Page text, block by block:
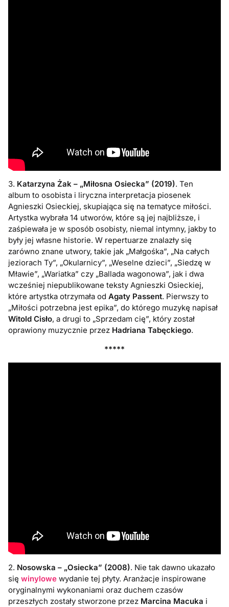
3. Katarzyna Żak – „Miłosna Osiecka” (2019). Ten
album to osobista i liryczna interpretacja piosenek
Agnieszki Osieckiej, skupiająca się na tematyce miłości.
Artystka wybrała 14 utworów, które są jej najbliższe, i
zaśpiewała je w sposób osobisty, niemal intymny, jakby to
były jej własne historie. W repertuarze znalazły się
zarówno znane utwory, takie jak „Małgośka”, „Na całych
jeziorach Ty”, „Okularnicy”, „Weselne dzieci”, „Siedzę w
Mławie”, „Wariatka” czy „Ballada wagonowa”, jak i dwa
wcześniej niepublikowane teksty Agnieszki Osieckiej,
które artystka otrzymała odAgaty Passent. Pierwszy to
„Miłości potrzebna jest epika”, do którego muzykę napisał
Witold Cisło, a drugi to „Sprzedam cię”, który został
oprawiony muzycznie przez Hadriana Tabęckiego.
*****
2. Nosowska – „Osiecka” (2008). Nie tak dawno ukazało
sięwinylowe wydanie tej płyty. Aranżacje inspirowane
oryginalnymi wykonaniami oraz duchem czasów
przeszłych zostały stworzone przez Marcina Macuka i